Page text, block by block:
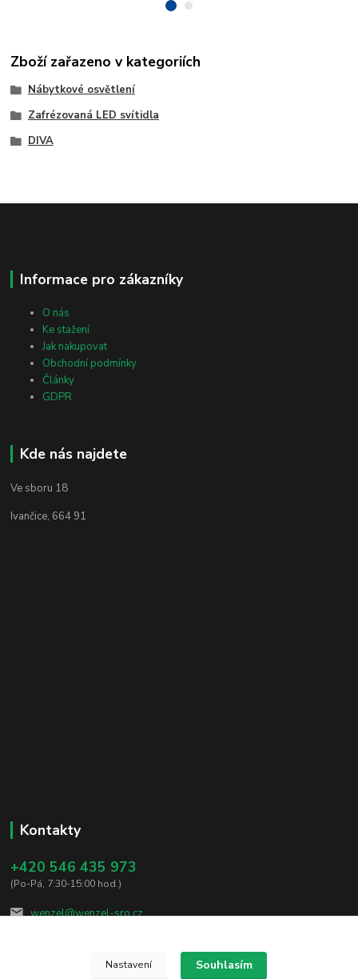
Zboží zařazeno v kategoriích
Nábytkové osvětlení
Zafrézovaná LED svítidla
DIVA
Informace pro zákazníky
O nás
Ke stažení
Jak nakupovat
Obchodní podmínky
Články
GDPR
Kde nás najdete
Ve sboru 18
Ivančice, 664 91
Kontakty
+420 546 435 973
(Po-Pá, 7:30-15:00 hod.)
wenzel@wenzel-sro.cz
Nastavení Souhlasím